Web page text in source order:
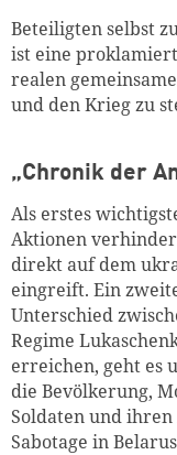
Beteiligten selbst
ist eine
realen
und den Krieg zu
„Chronik der
Als erstes
Aktionen
direkt auf dem
eingreift. Ein
Unterschied
Regime
erreichen, geht es
die Bevölkerung,
Soldaten und
Sabotage in